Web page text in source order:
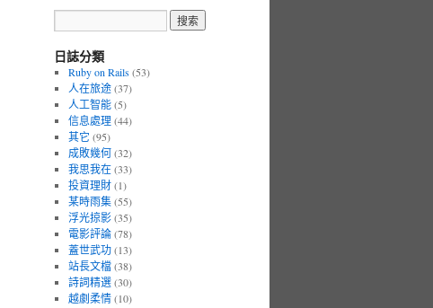
日誌分類
Ruby on Rails(53)
人在旅途(37)
人工智能(5)
信息處理(44)
其它 (95)
成敗幾何(32)
我思我在(33)
投資理財(1)
某時雨集(55)
浮光掠影(35)
電影評論(78)
蓋世武功(13)
站長文檔(38)
詩詞精選(30)
越劇柔情(10)